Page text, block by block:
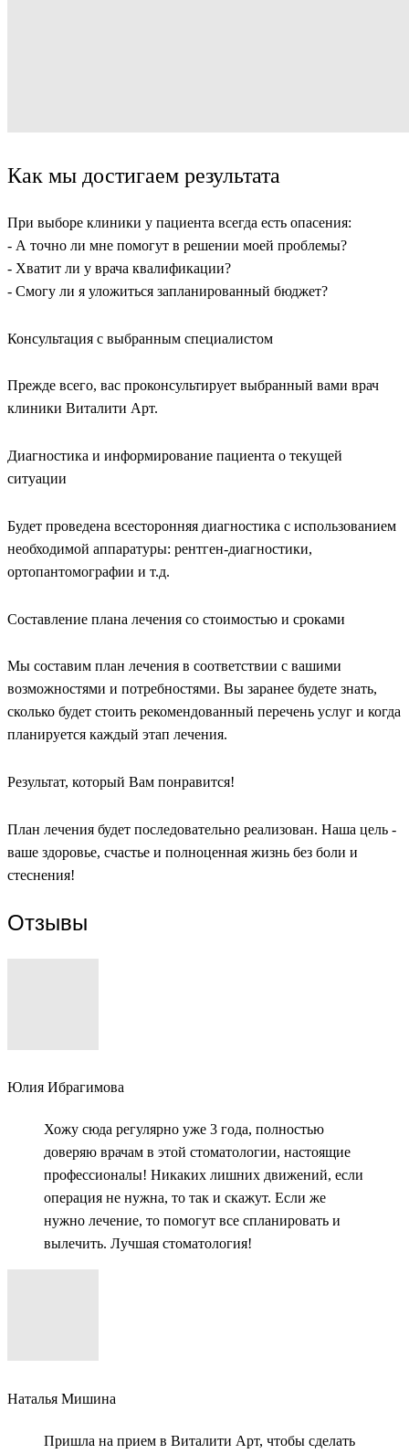
Как мы достигаем результата
При выборе клиники у пациента всегда есть опасения:
- А точно ли мне помогут в решении моей проблемы?
- Хватит ли у врача квалификации?
- Смогу ли я уложиться запланированный бюджет?
Консультация с выбранным специалистом
Прежде всего, вас проконсультирует выбранный вами врач
клиники Виталити Арт.
Диагностика и информирование пациента о текущей
ситуации
Будет проведена всесторонняя диагностика с использованием
необходимой аппаратуры: рентген-диагностики,
ортопантомографии и т.д.
Составление плана лечения со стоимостью и сроками
Мы составим план лечения в соответствии с вашими
возможностями и потребностями. Вы заранее будете знать,
сколько будет стоить рекомендованный перечень услуг и когда
планируется каждый этап лечения.
Результат, который Вам понравится!
План лечения будет последовательно реализован. Наша цель -
ваше здоровье, счастье и полноценная жизнь без боли и
стеснения!
Отзывы
Юлия Ибрагимова
Хожу сюда регулярно уже 3 года, полностью
доверяю врачам в этой стоматологии, настоящие
профессионалы! Никаких лишних движений, если
операция не нужна, то так и скажут. Если же
нужно лечение, то помогут все спланировать и
вылечить. Лучшая стоматология!
Наталья Мишина
Пришла на прием в Виталити Арт, чтобы сделать